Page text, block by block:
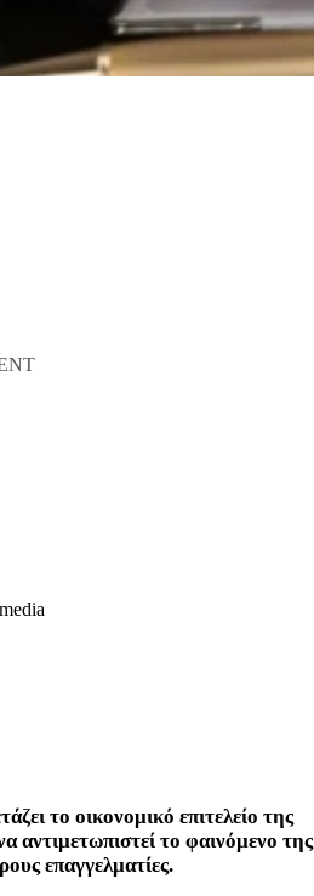
το οικονομικό επιτελείο της
αντιμετωπιστεί το φαινόμενο της
επαγγελματίες.